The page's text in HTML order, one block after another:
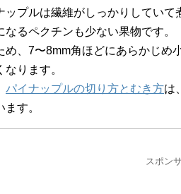
ップルは繊維がしっかりしてい
なるペクチンも少ない果物です。
め、7〜8mm角ほどにあらかじめ
なります。
パイナップルの切り方とむき方は
ます。
スポン